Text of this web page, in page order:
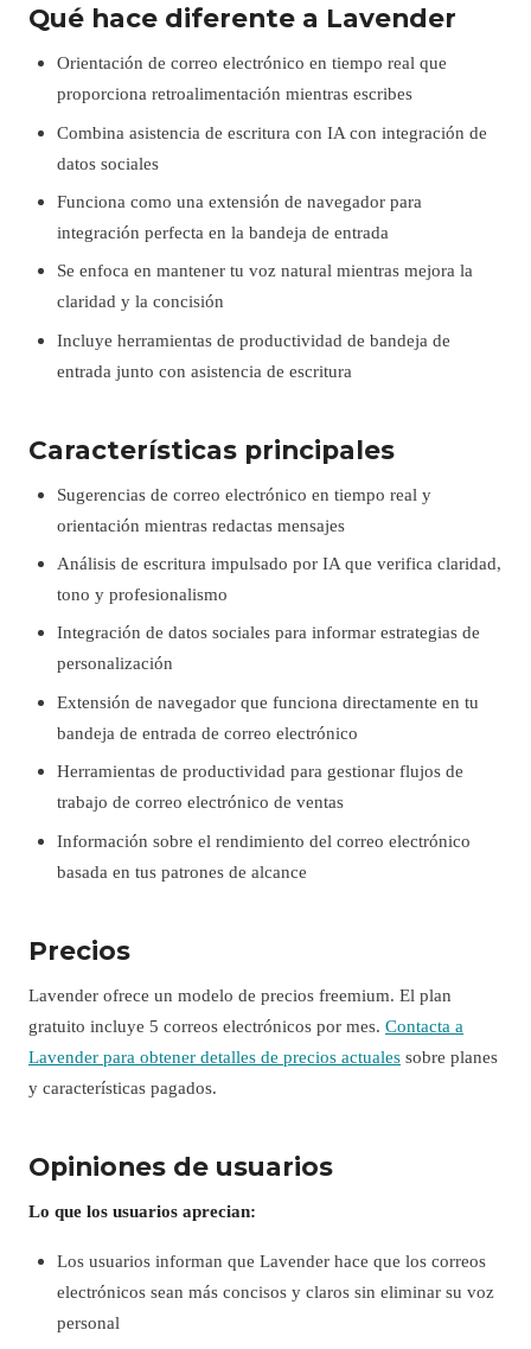
Qué hace diferente a Lavender
Orientación de correo electrónico en tiempo real que
proporciona retroalimentación mientras escribes
Combina asistencia de escritura con IA con integración de
datos sociales
Funciona como una extensión de navegador para
integración perfecta en la bandeja de entrada
Se enfoca en mantener tu voz natural mientras mejora la
claridad y la concisión
Incluye herramientas de productividad de bandeja de
entrada junto con asistencia de escritura
Características principales
Sugerencias de correo electrónico en tiempo real y
orientación mientras redactas mensajes
Análisis de escritura impulsado por IA que verifica claridad,
tono y profesionalismo
Integración de datos sociales para informar estrategias de
personalización
Extensión de navegador que funciona directamente en tu
bandeja de entrada de correo electrónico
Herramientas de productividad para gestionar flujos de
trabajo de correo electrónico de ventas
Información sobre el rendimiento del correo electrónico
basada en tus patrones de alcance
Precios
Lavender ofrece un modelo de precios freemium. El plan
gratuito incluye 5 correos electrónicos por mes. Contacta a
Lavender para obtener detalles de precios actuales sobre planes
y características pagados.
Opiniones de usuarios
Lo que los usuarios aprecian:
Los usuarios informan que Lavender hace que los correos
electrónicos sean más concisos y claros sin eliminar su voz
personal